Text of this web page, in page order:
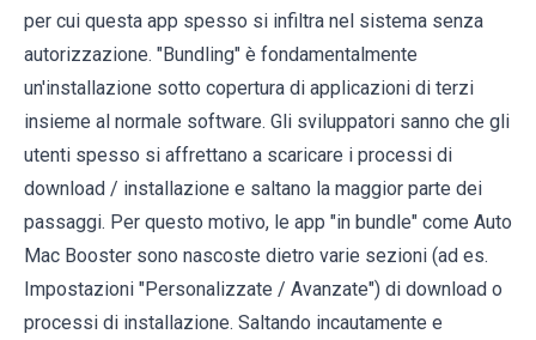
per cui questa app spesso si infiltra nel sistema senza
autorizzazione. "Bundling" è fondamentalmente
un'installazione sotto copertura di applicazioni di terzi
insieme al normale software. Gli sviluppatori sanno che gli
utenti spesso si affrettano a scaricare i processi di
download / installazione e saltano la maggior parte dei
passaggi. Per questo motivo, le app "in bundle" come Auto
Mac Booster sono nascoste dietro varie sezioni (ad es.
Impostazioni "Personalizzate / Avanzate") di download o
processi di installazione. Saltando incautamente e